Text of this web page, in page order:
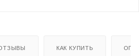
КАК КУПИТЬ